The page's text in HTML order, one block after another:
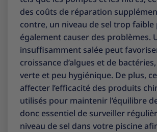
des coûts de réparation
contre, un niveau de sel trop faible
également causer des problèmes.
insuffisamment salée peut
croissance d’algues et de
verte et peu hygiénique. De plus,
affecter l’efficacité des produits
utilisés pour maintenir l’équilibre
donc essentiel de surveiller
niveau de sel dans votre piscine